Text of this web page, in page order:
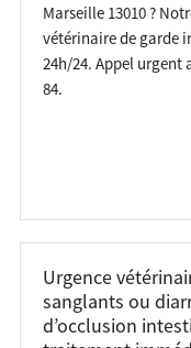
Marseille 13010 ?
vétérinaire de garde
24h/24. Appel urgent
84.
Urgence
sanglants ou
d’occlusion